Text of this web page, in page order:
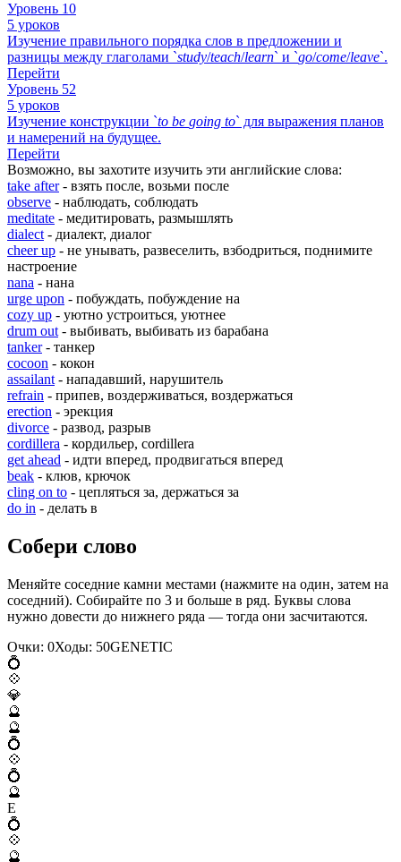
Уровень 10
5 уроков
Изучение правильного порядка слов в предложении и
разницы между глаголами `study/teach/learn` и `go/come/leave`.
Перейти
Уровень 52
5 уроков
Изучение конструкции `to be going to` для выражения планов
и намерений на будущее.
Перейти
Возможно, вы захотите изучить эти английские слова:
take after- взять после, возьми после
observe - наблюдать, соблюдать
meditate - медитировать, размышлять
dialect - диалект, диалог
cheer up - не унывать, развеселить, взбодриться, поднимите
настроение
nana - нана
urge upon - побуждать, побуждение на
cozy up - уютно устроиться, уютнее
drum out - выбивать, выбивать из барабана
tanker- танкер
cocoon - кокон
assailant - нападавший, нарушитель
refrain - припев, воздерживаться, воздержаться
erection - эрекция
divorce - развод, разрыв
cordillera - кордильер, cordillera
get ahead - идти вперед, продвигаться вперед
beak - клюв, крючок
cling on to - цепляться за, держаться за
do in - делать в
Собери слово
Меняйте соседние камни местами (нажмите на один, затем на
соседний). Собирайте по 3 и больше в ряд. Буквы слова
нужно довести до нижнего ряда — тогда они засчитаются.
Очки: 0Ходы: 50GENETIC
💍
💠
💎
🔮
🔮
💍
💠
💍
🔮
E
💍
💠
🔮